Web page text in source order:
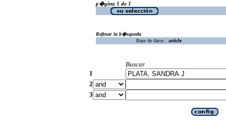
p�gina 1 de 1
Refinar la b�squeda
Base de datos : article
Buscar
1
2
3